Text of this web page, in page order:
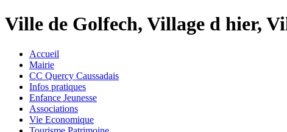
Ville de Golfech, Village d hier,
Accueil
Mairie
CC Quercy Caussadais
Infos pratiques
Enfance Jeunesse
Associations
Vie Economique